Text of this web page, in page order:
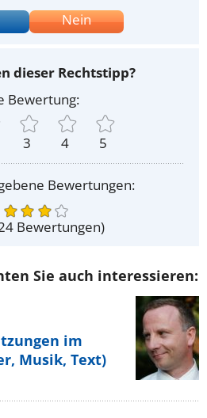
Nein
dieser Rechtstipp?
Bewertung:
3 4 5
Bewertungen:
Bewertungen)
Sie auch interessieren:
im
Musik, Text)